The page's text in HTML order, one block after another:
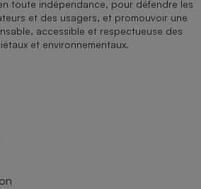
toute indépendance, pour défendre les
et des usagers, et promouvoir une
accessible et respectueuse des
et environnementaux.